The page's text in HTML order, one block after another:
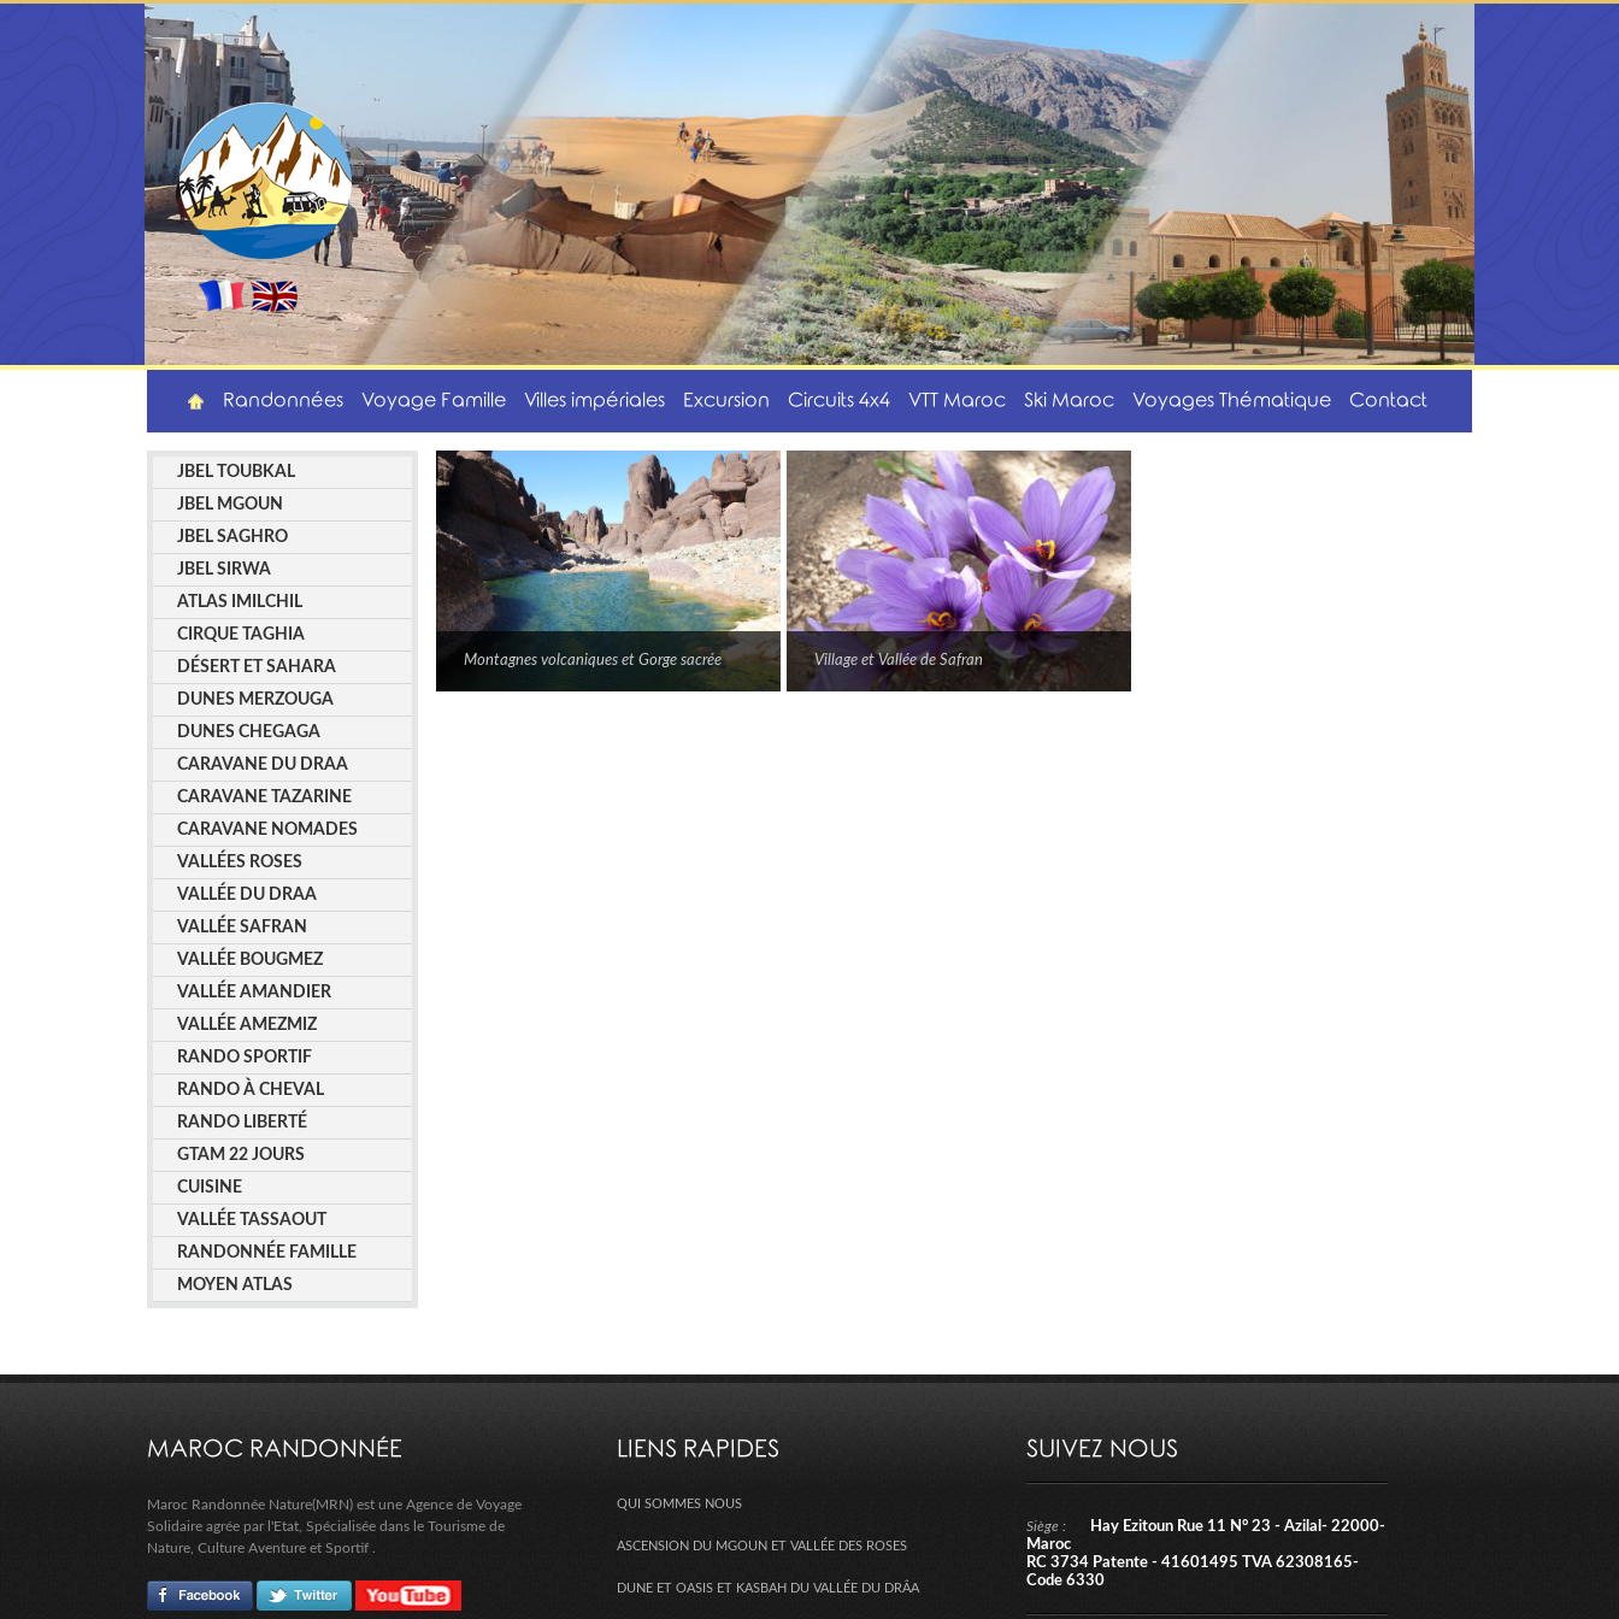
Randonnées Voyage Famille Villes impériales Excursion Circuits 4x4 VTT Maroc Ski Maroc Voyages Thématique Contact
JBEL TOUBKAL
JBEL MGOUN
JBEL SAGHRO
JBEL SIRWA
ATLAS IMILCHIL
CIRQUE TAGHIA
DÉSERT ET SAHARA
DUNES MERZOUGA
DUNES CHEGAGA
CARAVANE DU DRAA
CARAVANE TAZARINE
CARAVANE NOMADES
VALLÉES ROSES
VALLÉE DU DRAA
VALLÉE SAFRAN
VALLÉE BOUGMEZ
VALLÉE AMANDIER
VALLÉE AMEZMIZ
RANDO SPORTIF
RANDO À CHEVAL
RANDO LIBERTÉ
GTAM 22 JOURS
CUISINE
VALLÉE TASSAOUT
RANDONNÉE FAMILLE
MOYEN ATLAS
Montagnes volcaniques et Gorge sacrée Village et Vallée de Safran
MAROC RANDONNÉE
Maroc Randonnée Nature(MRN) est une Agence de Voyage
Solidaire agrée par l'Etat, Spécialisée dans le Tourisme de
Nature, Culture Aventure et Sportif .
LIENS RAPIDES
QUI SOMMES NOUS
ASCENSION DU MGOUN ET VALLÉE DES ROSES
DUNE ET OASIS ET KASBAH DU VALLÉE DU DRÂA
SUIVEZ NOUS
Siège :
Hay Ezitoun Rue 11 N° 23 - Azilal- 22000-
Maroc
RC 3734 Patente - 41601495 TVA 62308165-
Code 6330